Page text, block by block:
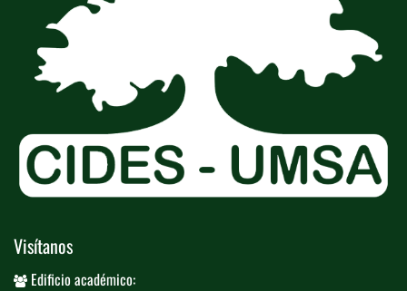
Visítanos
Edificio académico: